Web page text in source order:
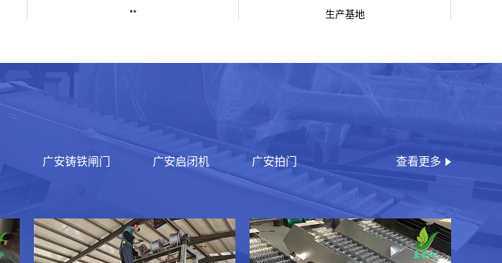
** 生产基地
广安铸铁闸门 广安启闭机 广安拍门 查看更多